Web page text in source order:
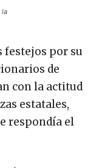
la
festejos por su
de
con la actitud
estatales,
respondía el